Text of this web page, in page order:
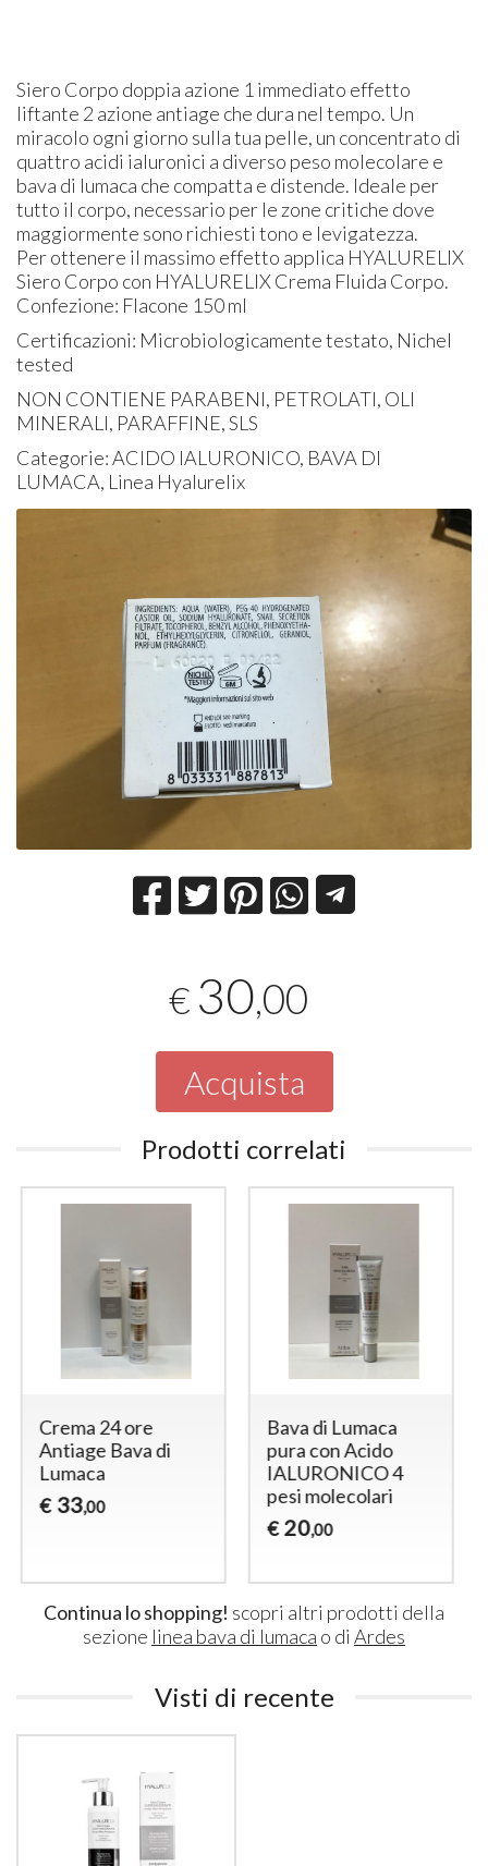
Siero Corpo doppia azione 1 immediato effetto
liftante 2 azione antiage che dura nel tempo. Un
miracolo ogni giorno sulla tua pelle, un concentrato di
quattro acidi ialuronici a diverso peso molecolare e
bava di lumaca che compatta e distende. Ideale per
tutto il corpo, necessario per le zone critiche dove
maggiormente sono richiesti tono e levigatezza.
Per ottenere il massimo effetto applica HYALURELIX
Siero Corpo con HYALURELIX Crema Fluida Corpo.
Confezione: Flacone 150 ml
Certificazioni: Microbiologicamente testato, Nichel
tested
NON CONTIENE PARABENI, PETROLATI, OLI
MINERALI, PARAFFINE, SLS
Categorie: ACIDO IALURONICO, BAVA DI
LUMACA, Linea Hyalurelix
€ 30,00
Acquista
Prodotti correlati
Contorno occhi
Bava di Lumaca
borse e occhiaie
€ 20,00
Crema corpo Bio
Bava di Lumaca
€ 27,00
Continua lo shopping! scopri altri prodotti della
sezione linea bava di lumaca o di Ardes
Visti di recente